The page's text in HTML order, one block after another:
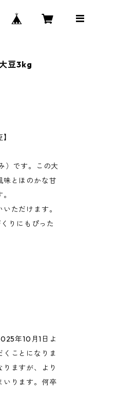
豆3kg
）です。この大
味とほのかな甘
ただけます。
りにもぴった
年10月1日よ
くことになりま
ますが、より
いります。何卒